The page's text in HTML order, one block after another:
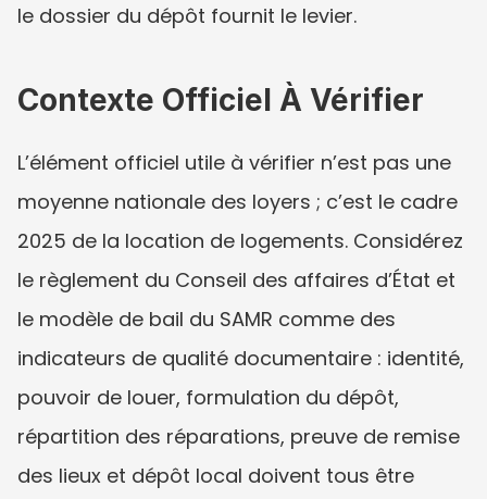
le dossier du dépôt fournit le levier.
Contexte Officiel À Vérifier
L’élément officiel utile à vérifier n’est pas une
moyenne nationale des loyers ; c’est le cadre
2025 de la location de logements. Considérez
le règlement du Conseil des affaires d’État et
le modèle de bail du SAMR comme des
indicateurs de qualité documentaire : identité,
pouvoir de louer, formulation du dépôt,
répartition des réparations, preuve de remise
des lieux et dépôt local doivent tous être